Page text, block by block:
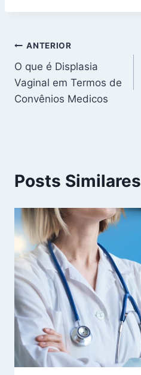
Navegação
de
Post
ANTERIOR
O que é Displasia
Vaginal em Termos de
Convênios Medicos
Posts Similares